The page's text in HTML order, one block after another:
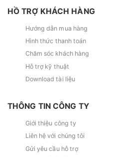
HỒ TRỢ KHÁCH HÀNG
Hướng dẫn mua hàng
Hình thức thanh toán
Chăm sóc khách hàng
Hỗ trợ kỹ thuật
Download tài liệu
THÔNG TIN CÔNG TY
Giới thiệu công ty
Liên hệ với chúng tôi
Gửi yêu cầu hỗ trợ